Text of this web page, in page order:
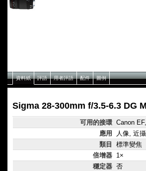
資料紙 評語 用者評語 配件 圖例
Sigma 28-300mm f/3.5-6.3 DG
可用的接環 Canon
應用
人像, 近
類目
標準變焦
倍增器 1×
穩定器 否